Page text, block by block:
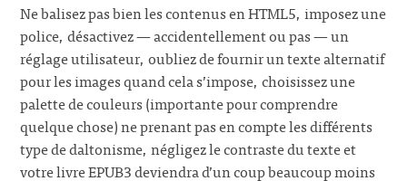
Ne balisez pas bien les contenus en HTML5, imposez une
police, désactivez — accidentellement ou pas — un
réglage utilisateur, oubliez de fournir un texte alternatif
pour les images quand cela s’impose, choisissez une
palette de couleurs (importante pour comprendre
quelque chose) ne prenant pas en compte les différents
type de daltonisme, négligez le contraste du texte et
votre livre EPUB3 deviendra d’un coup beaucoup moins